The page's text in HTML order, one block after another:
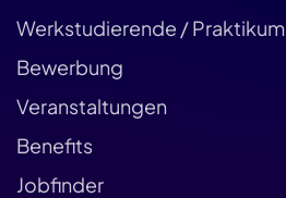
Werkstudierende / Praktikum
Bewerbung
Veranstaltungen
Benefits
Jobfinder